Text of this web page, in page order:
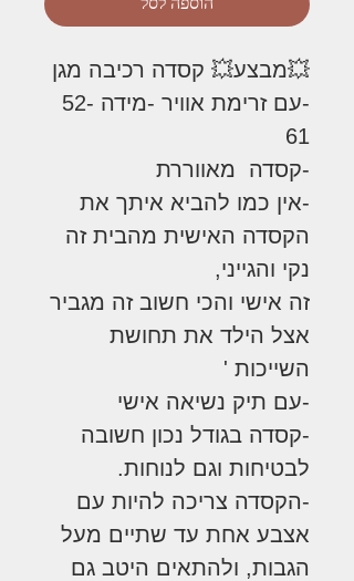
הוספה לסל
💥מבצע💥 קסדה רכיבה מגן
-עם זרימת אוויר -מידה 52-
61
-קסדה מאווררת
-אין כמו להביא איתך את
הקסדה האישית מהבית זה
נקי והגייני,
זה אישי והכי חשוב זה מגביר
אצל הילד את תחושת
השייכות '
-עם תיק נשיאה אישי
-קסדה בגודל נכון חשובה
לבטיחות וגם לנוחות.
-הקסדה צריכה להיות עם
אצבע אחת עד שתיים מעל
הגבות, ולהתאים היטב גם